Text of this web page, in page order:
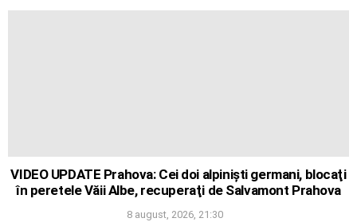
VIDEO UPDATE Prahova: Cei doi alpinişti germani, blocaţi
în peretele Văii Albe, recuperaţi de Salvamont Prahova
8 august, 2026, 21:30